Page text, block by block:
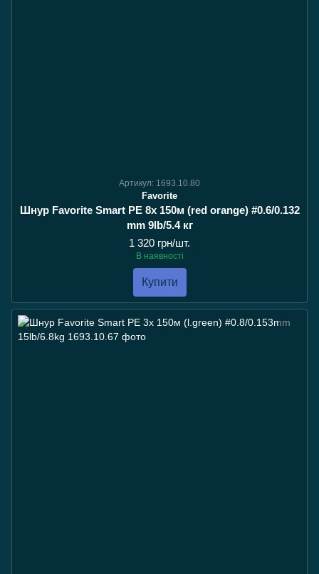
Артикул: 1693.10.80
Favorite
Шнур Favorite Smart PE 8x 150м (red orange) #0.6/0.132
mm 9lb/5.4 кг
1 320 грн/шт.
В наявності
Купити